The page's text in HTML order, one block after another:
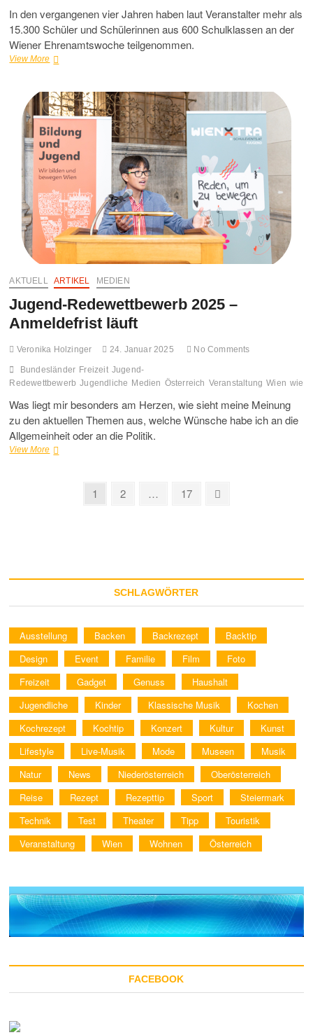
In den vergangenen vier Jahren haben laut Veranstalter mehr als
15.300 Schüler und Schülerinnen aus 600 Schulklassen an der
Wiener Ehrenamtswoche teilgenommen.
View MoreAnmeldung
Wiener
Ehrenamtswoche
ab
sofort
möglich
AKTUELL ARTIKEL MEDIEN
Jugend-Redewettbewerb 2025 –
Anmeldefrist läuft
Veronika Holzinger 24. Januar 2025 No Comments
Bundesländer Freizeit Jugend-
Redewettbewerb Jugendliche Medien Österreich Veranstaltung Wien
Was liegt mir besonders am Herzen, wie sieht meine Meinung
zu den aktuellen Themen aus, welche Wünsche habe ich an die
Allgemeinheit oder an die Politik.
View MoreJugend-
Anmeldefrist
Seitennummerierung
Page
1 Page
2 … Page
17
Next
SCHLAGWÖRTER
Ausstellung Backen Backrezept
Backtip
Design
Event Familie Film
Foto
Freizeit
Gadget Genuss
Haushalt
Jugendliche
Kinder Klassische Musik
Kochen
Kochrezept
Kochtip Konzert Kultur
Kunst
Lifestyle
Live-Musik Mode Museen
Musik
Natur
News Niederösterreich
Oberösterreich
Reise
Rezept Rezepttip Sport
Steiermark
Technik
Test Theater Tipp
Touristik
Veranstaltung
Wien Wohnen Österreich
FACEBOOK